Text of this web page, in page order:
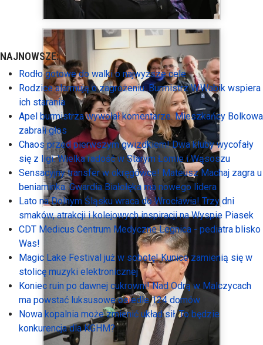
NAJNOWSZE:
Rodło gotowe do walki o najwyższe cele
Rodzice alarmują o zagrożeniu. Burmistrz W.Wabik wspiera
ich starania
Apel burmistrza wywołał komentarze. Mieszkańcy Bolkowa
zabrali głos
Chaos przed pierwszym gwizdkiem! Dwa kluby wycofały
się z ligi. Wielka radość w Starym Łomie i Wąsoszu
Sensacyjny transfer w okręgówce! Mateusz Machaj zagra u
beniaminka. Gwardia Białołęka ma nowego lidera
Lato na Dolnym Śląsku wraca do Wrocławia! Trzy dni
smaków, atrakcji i kolejowych inspiracji na Wyspie Piasek
CDT Medicus Centrum Medyczne Legnica - pediatra blisko
Was!
Magic Lake Festival już w sobotę! Kunice zamienią się w
stolicę muzyki elektronicznej
Koniec ruin po dawnej cukrowni! Nad Odrą w Malczycach
ma powstać luksusowe osiedle 124 domów
Nowa kopalnia może zmienić układ sił. To będzie
konkurencja dla KGHM?